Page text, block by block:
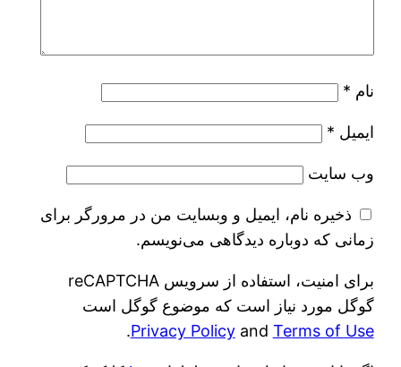
نام *
ایمیل *
وب‌ سایت
ذخیره نام، ایمیل و وبسایت من در مرورگر برای
زمانی که دوباره دیدگاهی می‌نویسم.
برای امنیت، استفاده از سرویس reCAPTCHA
گوگل مورد نیاز است که موضوع گوگل است
Privacy Policyand Terms of Use
.